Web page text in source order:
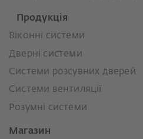
Продукція
Віконні системи
Дверні системи
Системи розсувних дверей
Системи вентиляції
Розумні системи
Магазин